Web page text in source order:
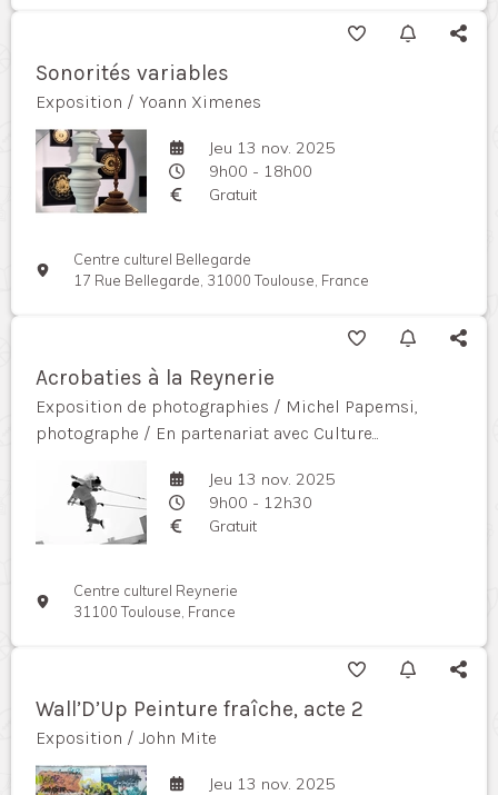
Sonorités variables
Exposition / Yoann Ximenes
Jeu 13 nov. 2025
9h00 - 18h00
Gratuit
Centre culturel Bellegarde
17 Rue Bellegarde, 31000 Toulouse, France
Acrobaties à la Reynerie
Exposition de photographies / Michel Papemsi,
photographe / En partenariat avec Culture...
Jeu 13 nov. 2025
9h00 - 12h30
Gratuit
Centre culturel Reynerie
31100 Toulouse, France
Wall’D’Up Peinture fraîche, acte 2
Exposition / John Mite
Jeu 13 nov. 2025